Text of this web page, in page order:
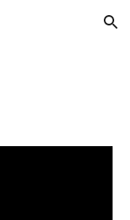
Skip to navigation